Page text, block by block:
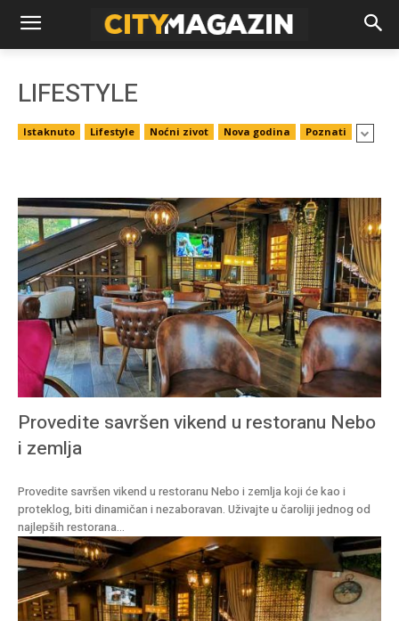
LIFESTYLE
Istaknuto Lifestyle Noćni zivot Nova godina Poznati
Provedite savršen vikend u restoranu Nebo
i zemlja
Provedite savršen vikend u restoranu Nebo i zemlja koji će kao i
proteklog, biti dinamičan i nezaboravan. Uživajte u čaroliji jednog od
najlepših restorana...